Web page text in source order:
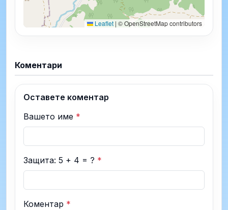
Leaflet | © OpenStreetMap contributors
Коментари
Оставете коментар
Вашето име *
Защита: 5 + 4 = ? *
Коментар *